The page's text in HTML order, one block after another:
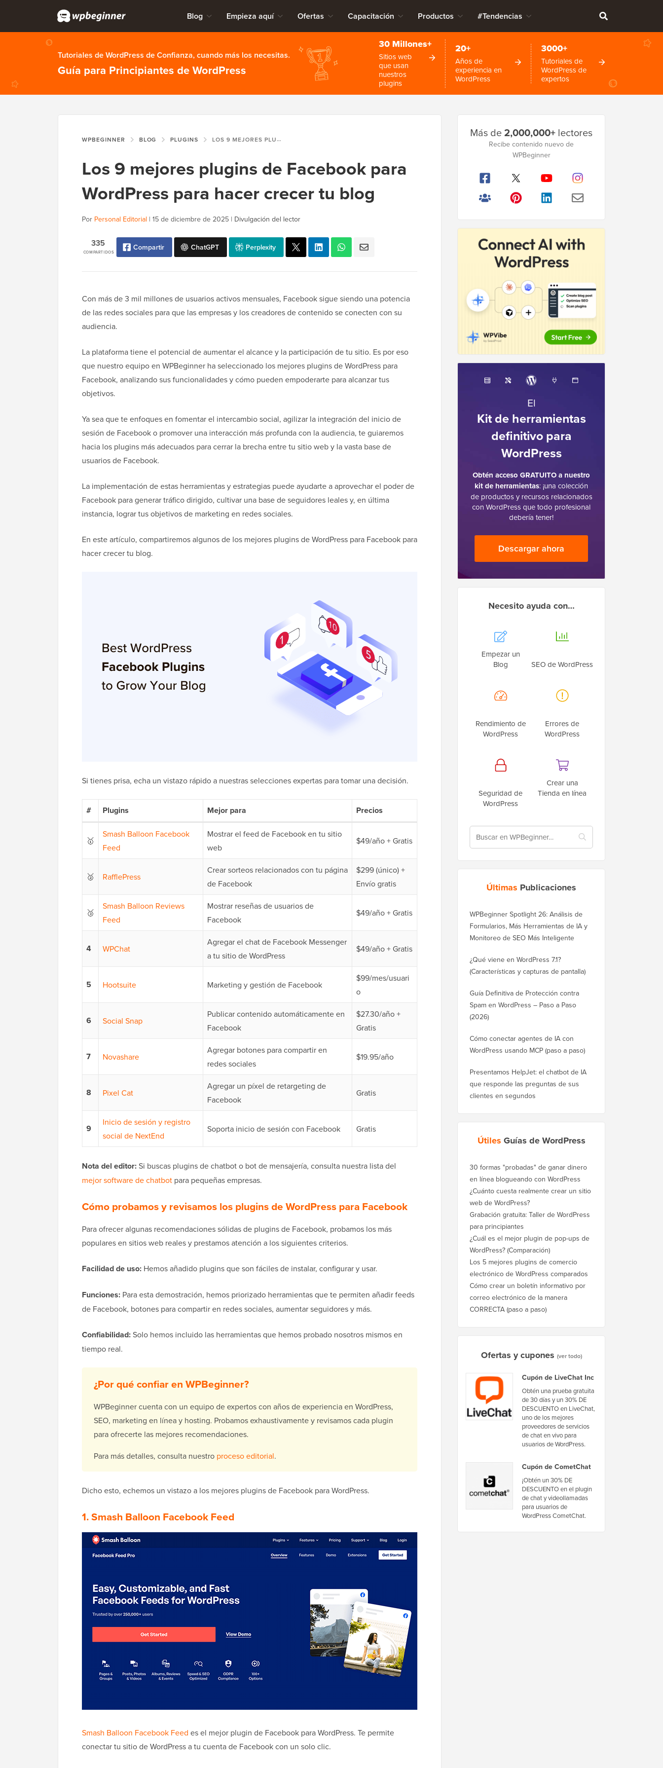
Blog Empieza aquí Ofertas Capacitación Productos #Tendencias
Tutoriales de WordPress de Confianza, cuando más los necesitas.
Guía para Principiantes de WordPress
30 Millones+
Sitios web
que usan
nuestros
plugins
20+
Años de
experiencia en
WordPress
3000+
Tutoriales de
WordPress de
expertos
WPBEGINNER BLOG PLUGINS LOS 9 MEJORES PLUGINS DE FACEBOOK PARA WORDPRESS PARA HACER CRECER TU BLOG
Los 9 mejores plugins de Facebook para
WordPress para hacer crecer tu blog
Por Personal Editorial | 15 de diciembre de 2025 | Divulgación del lector
COMPARTIDOS
335 Compartir ChatGPT Perplexity
Con más de 3 mil millones de usuarios activos mensuales, Facebook sigue siendo una potencia
de las redes sociales para que las empresas y los creadores de contenido se conecten con su
audiencia.
La plataforma tiene el potencial de aumentar el alcance y la participación de tu sitio. Es por eso
que nuestro equipo en WPBeginner ha seleccionado los mejores plugins de WordPress para
Facebook, analizando sus funcionalidades y cómo pueden empoderarte para alcanzar tus
objetivos.
Ya sea que te enfoques en fomentar el intercambio social, agilizar la integración del inicio de
sesión de Facebook o promover una interacción más profunda con la audiencia, te guiaremos
hacia los plugins más adecuados para cerrar la brecha entre tu sitio web y la vasta base de
usuarios de Facebook.
La implementación de estas herramientas y estrategias puede ayudarte a aprovechar el poder de
Facebook para generar tráfico dirigido, cultivar una base de seguidores leales y, en última
instancia, lograr tus objetivos de marketing en redes sociales.
En este artículo, compartiremos algunos de los mejores plugins de WordPress para Facebook para
hacer crecer tu blog.
Si tienes prisa, echa un vistazo rápido a nuestras selecciones expertas para tomar una decisión.
# Plugins Mejor para Precios
🥇
Smash Balloon Facebook
Feed
Mostrar el feed de Facebook en tu sitio
web
$49/año + Gratis
🥈 RafflePress
Crear sorteos relacionados con tu página
de Facebook
$299 (único) +
Envío gratis
🥉
Smash Balloon Reviews
Feed
Mostrar reseñas de usuarios de
Facebook
$49/año + Gratis
4 WPChat
Agregar el chat de Facebook Messenger
a tu sitio de WordPress
$49/año + Gratis
5 Hootsuite Marketing y gestión de Facebook
$99/mes/usuari
o
6 Social Snap
Publicar contenido automáticamente en
Facebook
$27.30/año +
Gratis
7 Novashare
Agregar botones para compartir en
redes sociales
$19.95/año
8 Pixel Cat
Agregar un píxel de retargeting de
Facebook
Gratis
9
Inicio de sesión y registro
social de NextEnd
Soporta inicio de sesión con Facebook Gratis
Nota del editor:Si buscas plugins de chatbot o bot de mensajería, consulta nuestra lista del
mejor software de chatbot para pequeñas empresas.
Cómo probamos y revisamos los plugins de WordPress para Facebook
Para ofrecer algunas recomendaciones sólidas de plugins de Facebook, probamos los más
populares en sitios web reales y prestamos atención a los siguientes criterios.
Facilidad de uso: Hemos añadido plugins que son fáciles de instalar, configurar y usar.
Funciones: Para esta demostración, hemos priorizado herramientas que te permiten añadir feeds
de Facebook, botones para compartir en redes sociales, aumentar seguidores y más.
Confiabilidad:Solo hemos incluido las herramientas que hemos probado nosotros mismos en
tiempo real.
¿Por qué confiar en WPBeginner?
WPBeginner cuenta con un equipo de expertos con años de experiencia en WordPress,
SEO, marketing en línea y hosting. Probamos exhaustivamente y revisamos cada plugin
para ofrecerte las mejores recomendaciones.
Para más detalles, consulta nuestro proceso editorial.
Dicho esto, echemos un vistazo a los mejores plugins de Facebook para WordPress.
1. Smash Balloon Facebook Feed
Smash Balloon Facebook Feed es el mejor plugin de Facebook para WordPress. Te permite
conectar tu sitio de WordPress a tu cuenta de Facebook con un solo clic.
lateral
Más de2,000,000+ lectores
Recibe contenido nuevo de
WPBeginner
El
Kit de herramientas
definitivo para
WordPress
Obtén acceso GRATUITO a nuestro
kit de herramientas: ¡una colección
de productos y recursos relacionados
con WordPress que todo profesional
debería tener!
Descargar ahora
Necesito ayuda con…
Empezar un
Blog
SEO de WordPress
Rendimiento de
WordPress
Errores de
WordPress
Seguridad de
WordPress
Crear una
Tienda en línea
Últimas Publicaciones
WPBeginner Spotlight 26: Análisis de
Formularios, Más Herramientas de IA y
Monitoreo de SEO Más Inteligente
¿Qué viene en WordPress 7.1?
(Características y capturas de pantalla)
Guía Definitiva de Protección contra
Spam en WordPress – Paso a Paso
(2026)
Cómo conectar agentes de IA con
WordPress usando MCP (paso a paso)
Presentamos HelpJet: el chatbot de IA
que responde las preguntas de sus
clientes en segundos
Útiles Guías de WordPress
30 formas "probadas" de ganar dinero
en línea blogueando con WordPress
¿Cuánto cuesta realmente crear un sitio
web de WordPress?
Grabación gratuita: Taller de WordPress
para principiantes
¿Cuál es el mejor plugin de pop-ups de
WordPress? (Comparación)
Los 5 mejores plugins de comercio
electrónico de WordPress comparados
Cómo crear un boletín informativo por
correo electrónico de la manera
CORRECTA (paso a paso)
Ofertas y cupones (ver todo)
Cupón de LiveChat Inc
Obtén una prueba gratuita
de 30 días y un 30% DE
DESCUENTO en LiveChat,
uno de los mejores
proveedores de servicios
de chat en vivo para
usuarios de WordPress.
Cupón de CometChat
¡Obtén un 30% DE
DESCUENTO en el plugin
de chat y videollamadas
para usuarios de
WordPress CometChat.